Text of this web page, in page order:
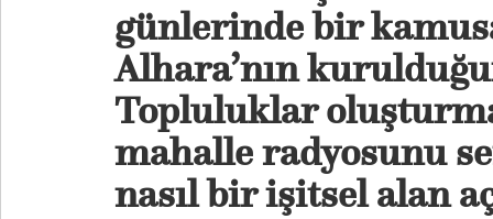
günlerinde bir
Alhara’nın
Topluluklar
mahalle radyosunu
nasıl bir işitsel alan